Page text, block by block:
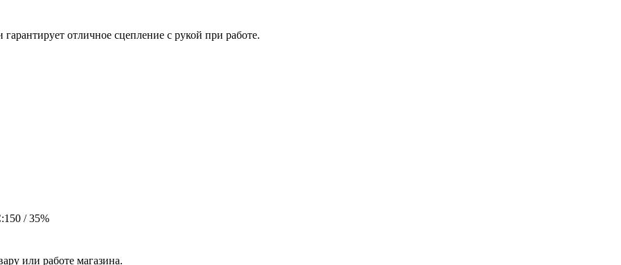
отличное сцепление с рукой при работе.
/ 35%
или работе магазина.